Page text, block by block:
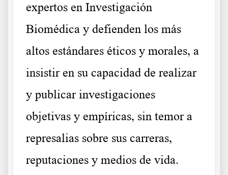
expertos en Investigación
Biomédica y defienden los más
altos estándares éticos y morales, a
insistir en su capacidad de realizar
y publicar investigaciones
objetivas y empíricas, sin temor a
represalias sobre sus carreras,
reputaciones y medios de vida.